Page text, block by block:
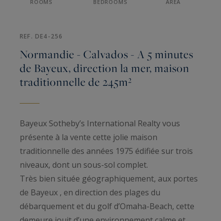
ROOMS BEDROOMS AREA
REF. DE4-256
Normandie - Calvados - A 5 minutes
de Bayeux, direction la mer, maison
traditionnelle de 245m²
Bayeux Sotheby’s International Realty vous
présente à la vente cette jolie maison
traditionnelle des années 1975 édifiée sur trois
niveaux, dont un sous-sol complet.
Très bien située géographiquement, aux portes
de Bayeux , en direction des plages du
débarquement et du golf d’Omaha-Beach, cette